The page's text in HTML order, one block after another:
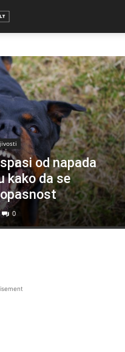
od napada
kako da se
0